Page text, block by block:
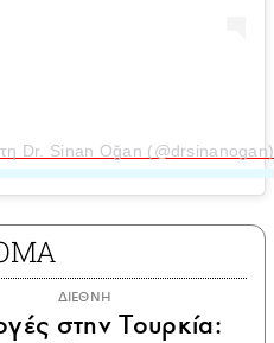
Dr. Sinan Oğan (@drsinanogan)
ΔΙΕΘΝΗ
στην Τουρκία: